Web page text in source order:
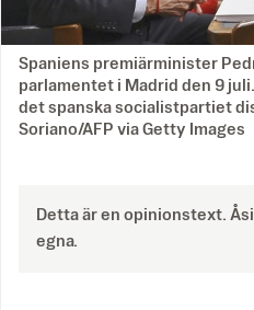
Spaniens premiärminister
parlamentet i Madrid den 9
det spanska socialistpartiet
Soriano/AFP via Getty Images
Detta är en opinionstext.
egna.